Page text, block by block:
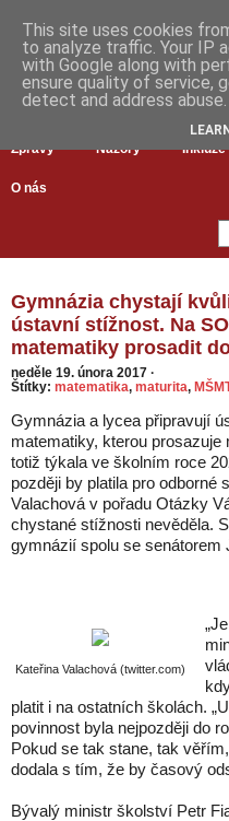
Zprávy Názory Inkluze
O nás
Gymnázia chystají
ústavní stížnost. Na
matematiky prosadit
neděle 19. února 2017 ·
Štítky: matematika, maturita,
Gymnázia a lycea připravují
matematiky, kterou
totiž týkala ve školním roce
později by platila pro odborné
Valachová v pořadu Otázky
chystané stížnosti nevěděla.
gymnázií spolu se senátorem
Kateřina Valachová (twitter.com)
platit i na ostatních školách.
povinnost byla nejpozději do
Pokud se tak stane, tak
dodala s tím, že by časový
Bývalý ministr školství Petr
This site uses cookies
to analyze traffic. Your IP
with Google along with
ensure quality of service,
detect and address abuse.